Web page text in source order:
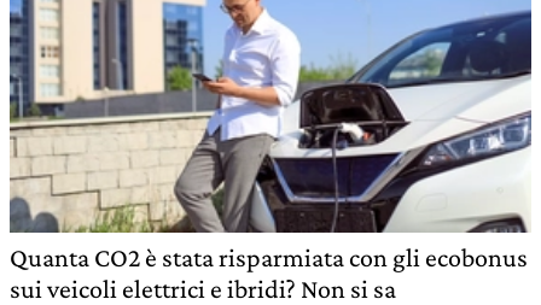
Quanta CO2 è stata risparmiata con gli ecobonus
sui veicoli elettrici e ibridi? Non si sa